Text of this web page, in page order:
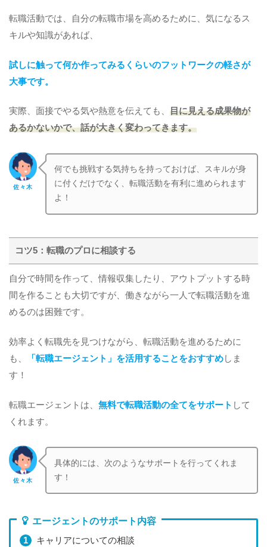
転職活動では、自分の転職市場を高めるために、気になるス
キルや知識があれば、
試しに触って何か作ってみるくらいのフットワークの軽さが
大事です。
実際、面接でやる気や熱意を伝えても、 目に見える成果物が
あるかないかで、話が大きく変わってきます。
佐々木
何でも挑戦する気持ちを持っておけば、スキルが身
に付くだけでなく、転職活動を有利に進められます
よ！
コツ5：転職のプロに相談する
自分で時間を作って、情報収集したり、アウトプットする時
間を作ることも大切ですが、働きながら一人で転職活動を進
めるのは困難です。
効率よく転職先を見つけながら、転職活動を進めるために
も、
「転職エージェント」を活用することをおすすめしま
す！
転職エージェントは、 無料で転職活動の全てをサポート して
くれます。
佐々木
具体的には、次のようなサポートを行ってくれま
す！
エージェントのサポート内容
キャリアについての相談